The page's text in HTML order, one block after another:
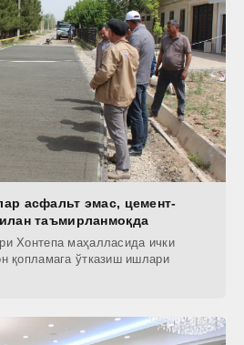
асфальт эмас, цемент-
таъмирланмоқда
Хонтепа маҳалласида ички
қопламага ўтказиш ишлари